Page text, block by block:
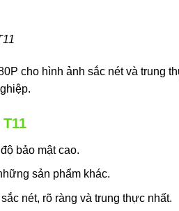
cho hình ảnh sắc nét và trung
bảo mật cao.
sản phẩm khác.
nét, rõ ràng và trung thực nhất.